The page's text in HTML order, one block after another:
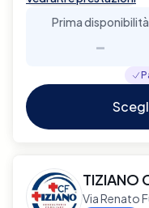
Prima disponibilità
-
TIZIANO
Via Renato